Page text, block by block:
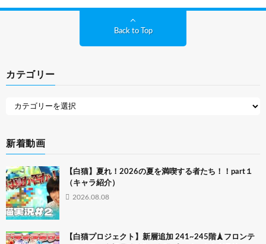
Back to Top
カテゴリー
新着動画
【白猫】夏れ！2026の夏を満喫する者たち！！part１
（キャラ紹介）
2026.08.08
【白猫プロジェクト】新層追加 241~245階🗼フロンテ